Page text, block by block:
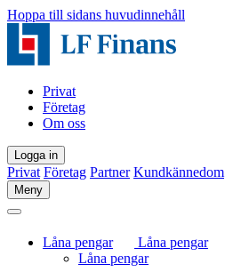
Hoppa till sidans huvudinnehåll
Privat
Företag
Om oss
Logga in
Privat Företag Partner Kundkännedom
Meny
Låna pengar
Låna pengar
Låna pengar